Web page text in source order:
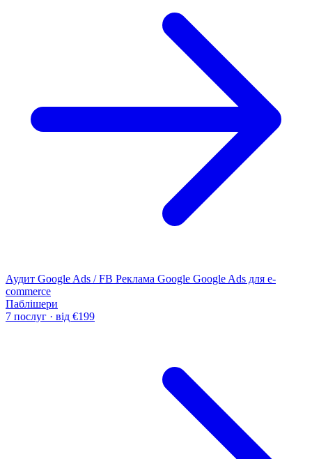
Аудит Google Ads / FB Реклама Google Google Ads для e-
commerce
Паблішери
7 послуг · від €199